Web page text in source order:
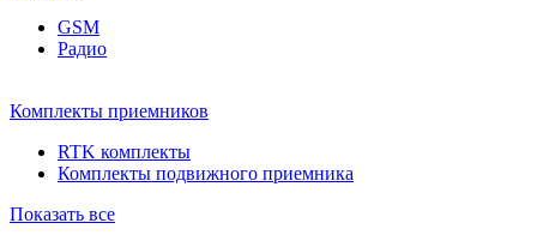
GSM
Радио
Комплекты приемников
RTK комплекты
Комплекты подвижного приемника
Показать все